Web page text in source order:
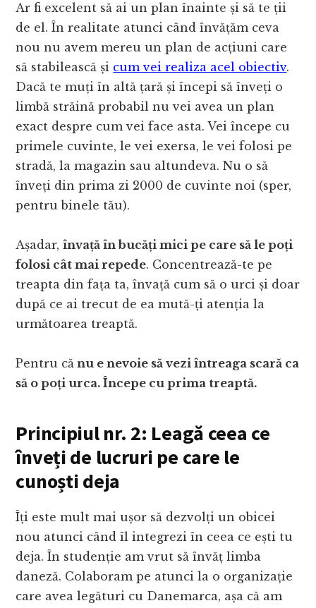
Ar fi excelent să ai un plan înainte și să te ții
de el. În realitate atunci când învățăm ceva
nou nu avem mereu un plan de acțiuni care
să stabilească și cum vei realiza acel obiectiv.
Dacă te muți în altă țară și începi să înveți o
limbă străină probabil nu vei avea un plan
exact despre cum vei face asta. Vei începe cu
primele cuvinte, le vei exersa, le vei folosi pe
stradă, la magazin sau altundeva. Nu o să
înveți din prima zi 2000 de cuvinte noi (sper,
pentru binele tău).
Așadar,învață în bucăți mici pe care să le poți
folosi cât mai repede. Concentrează-te pe
treapta din fața ta, învață cum să o urci și doar
după ce ai trecut de ea mută-ți atenția la
următoarea treaptă.
Pentru că nu e nevoie să vezi întreaga scară ca
să o poți urca. Începe cu prima treaptă.
Principiul nr. 2: Leagă ceea ce
înveți de lucruri pe care le
cunoști deja
Îți este mult mai ușor să dezvolți un obicei
nou atunci când îl integrezi în ceea ce ești tu
deja. În studenție am vrut să învăț limba
daneză. Colaboram pe atunci la o organizație
care avea legături cu Danemarca, așa că am